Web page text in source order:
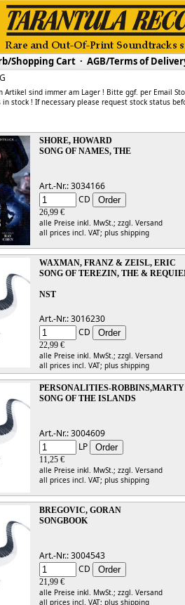
Shopping Cart· AGB/Terms of
sind immer am Lager ! Bitte ggf. per Email
stock ! If necessary please request stock status
SHORE, HOWARD
SONG OF NAMES, THE
Art.-Nr.: 3034166
CD
26,99 €
alle Preise inkl. MwSt.; zzgl. Versand
all prices incl. VAT; plus shipping
WAXMAN, FRANZ & ZEISL, ERIC
SONG OF TEREZIN, THE &
NST
Art.-Nr.: 3016230
CD
22,99 €
alle Preise inkl. MwSt.; zzgl. Versand
all prices incl. VAT; plus shipping
PERSONALITIES-ROBBINS,MARTY
SONG OF THE ISLANDS
Art.-Nr.: 3004609
LP
11,25 €
alle Preise inkl. MwSt.; zzgl. Versand
all prices incl. VAT; plus shipping
BREGOVIC, GORAN
SONGBOOK
Art.-Nr.: 3004543
CD
21,99 €
alle Preise inkl. MwSt.; zzgl. Versand
all prices incl. VAT; plus shipping